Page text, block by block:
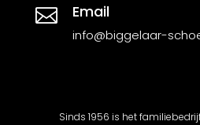
 Email
info@biggelaar-
Sinds 1956 is het